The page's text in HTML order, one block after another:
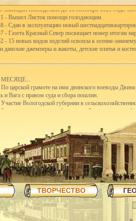
Выходил еженедельно до 18 сентября 1921 года.
- Вышел Листок помощи голодающим.
- Сдан в эксплуатацию новый
- Газета Красный Север посвящает номер итогам
- 15 новых видов изделий освоила к осенне-
дамские джемперы и жакеты, детские платья и
царской грамоте на имя двинского воеводы
и Вага с правом суда и сбора пошлин.
Вологодской губернии в
школьной системы. 5-е классы школ I
семилетки. В 192122 учебном году в Вологде
Вологодским губсоюзом экспортировано в Англию
Сбор пожертвований семьям бастующих горняков
Объявлен уездный конкурс на лучшую молочную
полей ассенизации.
цех завода ВПВРЗ освоил
в Ярославль.
Чарозерский район выехала вторая
людей.
примеру ферганских колхозников трудящиеся
строительство тракта Вологда-Череповец.
сообщает газета Красный Север, на
жилой дом на 57 квартир, двухэтажное здание
ТВОРЧЕСТВО